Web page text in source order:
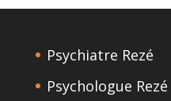
Psychiatre Rezé
Psychologue Rezé